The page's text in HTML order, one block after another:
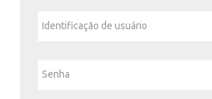
Enviar